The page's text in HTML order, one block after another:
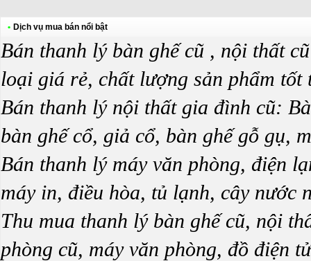
• Dịch vụ mua bán nổi bật
Bán thanh lý bàn ghế cũ , nội thất
loại giá rẻ, chất lượng sản phẩm tốt
Bán thanh lý nội thất gia đình cũ:
bàn ghế cổ, giả cổ, bàn ghế gỗ gụ,
Bán thanh lý máy văn phòng, điện
máy in, điều hòa, tủ lạnh, cây nước
Thu mua thanh lý bàn ghế cũ, nội
phòng cũ, máy văn phòng, đồ điện